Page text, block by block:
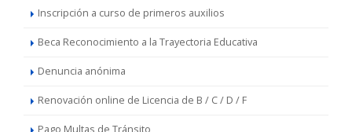
Inscripción a curso de primeros auxilios
Beca Reconocimiento a la Trayectoria Educativa
Denuncia anónima
Renovación online de Licencia de B / C / D / F
Pago Multas de Tránsito